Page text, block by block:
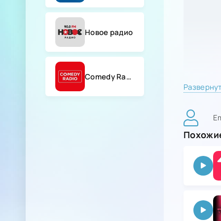
Новое радио
Comedy Radio